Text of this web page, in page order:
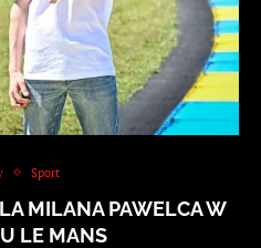
Sport
MILANA PAWELCA W
LE MANS